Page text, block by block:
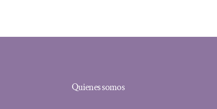
Quienes somos